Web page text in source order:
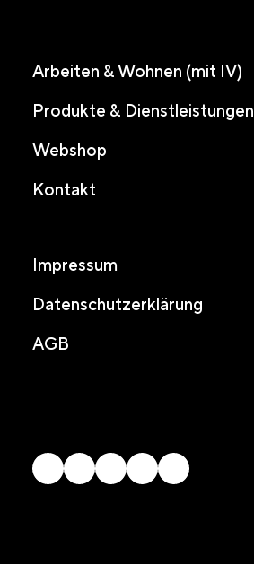
Arbeiten & Wohnen (mit IV)
Produkte & Dienstleistungen
Webshop
Kontakt
Impressum
Datenschutzerklärung
AGB